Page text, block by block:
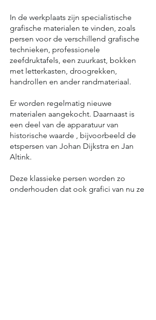
In de werkplaats zijn specialistische
grafische materialen te vinden, zoals
persen voor de verschillend grafische
technieken, professionele
zeefdruktafels, een zuurkast, bokken
met letterkasten, droogrekken,
handrollen en ander randmateriaal.
Er worden regelmatig nieuwe
materialen aangekocht. Daarnaast is
een deel van de apparatuur van
historische waarde , bijvoorbeeld de
etspersen van Johan Dijkstra en Jan
Altink.
Deze klassieke persen worden zo
onderhouden dat ook grafici van nu ze